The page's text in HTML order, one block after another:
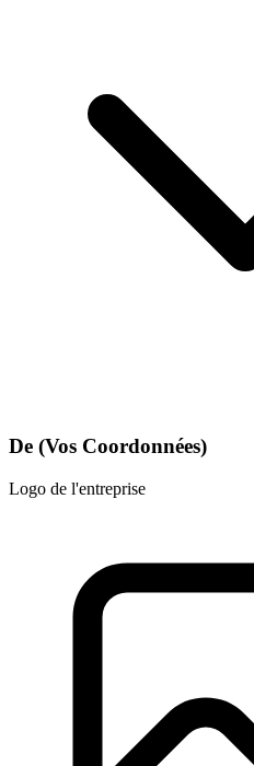
De (Vos Coordonnées)
Logo de l'entreprise